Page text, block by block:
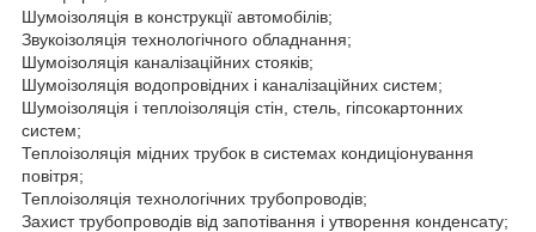
Шумоізоляція в конструкції автомобілів;
Звукоізоляція технологічного обладнання;
Шумоізоляція каналізаційних стояків;
Шумоізоляція водопровідних і каналізаційних систем;
Шумоізоляція і теплоізоляція стін, стель, гіпсокартонних
систем;
Теплоізоляція мідних трубок в системах кондиціонування
повітря;
Теплоізоляція технологічних трубопроводів;
Захист трубопроводів від запотівання і утворення конденсату;